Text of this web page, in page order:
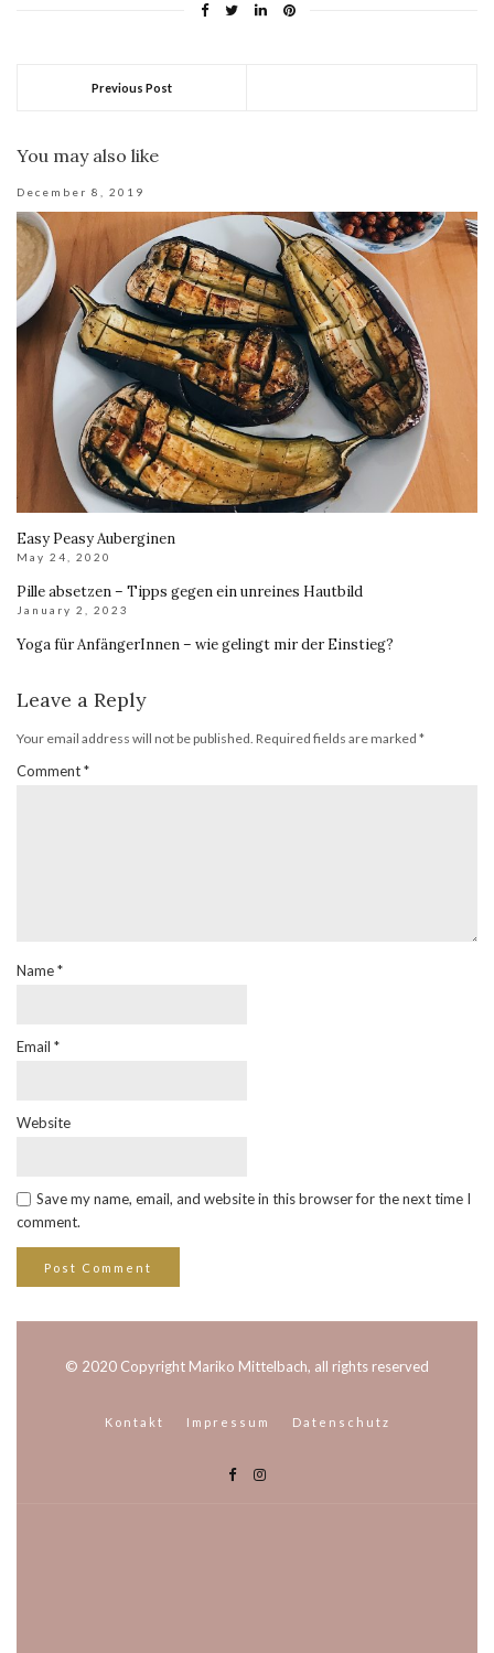
Previous Post
You may also like
December 8, 2019
Easy Peasy Auberginen
May 24, 2020
Pille absetzen – Tipps gegen ein unreines Hautbild
January 2, 2023
Yoga für AnfängerInnen – wie gelingt mir der Einstieg?
Leave a Reply
Your email address will not be published. Required fields are marked *
Comment*
Name*
Email *
Website
Save my name, email, and website in this browser for the next time I
comment.
© 2020 Copyright Mariko Mittelbach, all rights reserved
Kontakt Impressum Datenschutz